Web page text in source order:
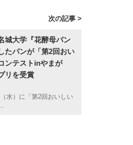
次の記事 >
城大学『花酵母パン
たパンが「第2回おい
ンテストinやまが
リを受賞
水）に「第2回おいしい